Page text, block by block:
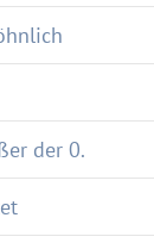
der 0.